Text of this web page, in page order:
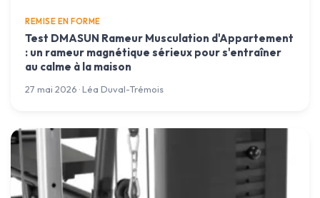
REMISE EN FORME
Test DMASUN Rameur Musculation d'Appartement
: un rameur magnétique sérieux pour s'entraîner
au calme à la maison
27 mai 2026 · Léa Duval-Trémois